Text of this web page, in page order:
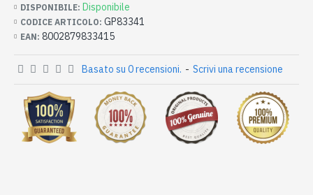
DISPONIBILE: Disponibile
CODICE ARTICOLO: GP83341
EAN: 8002879833415
Basato su 0 recensioni. - Scrivi una recensione